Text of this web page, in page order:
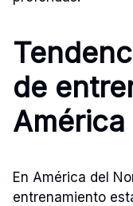
de
En América del
entrenamiento